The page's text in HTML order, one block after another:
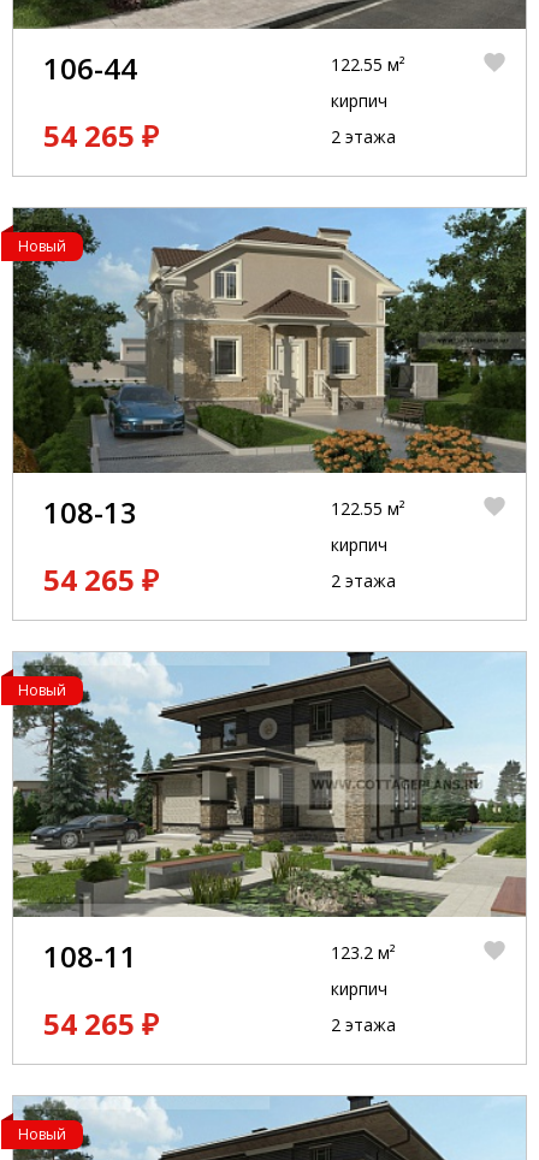
106-44
54 265 ₽
122.55 м²
кирпич
2 этажа
Новый
108-13
54 265 ₽
122.55 м²
кирпич
2 этажа
Новый
108-11
54 265 ₽
123.2 м²
кирпич
2 этажа
Новый